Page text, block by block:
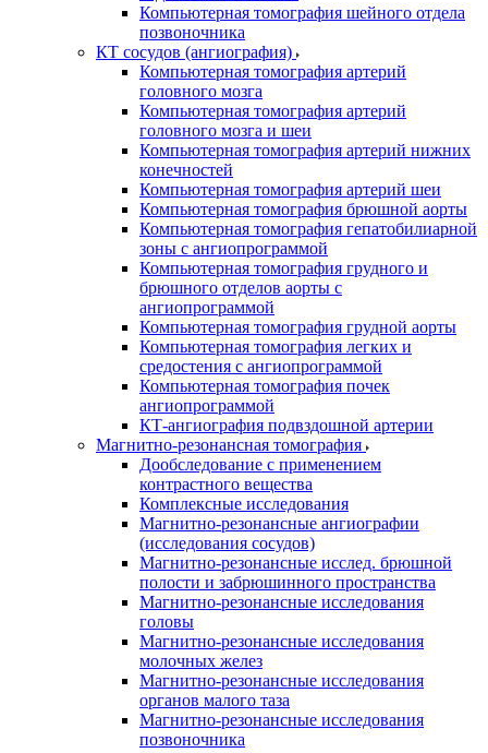
Компьютерная томография шейного отдела
позвоночника
КТ сосудов (ангиография)
Компьютерная томография артерий
головного мозга
Компьютерная томография артерий
головного мозга и шеи
Компьютерная томография артерий нижних
конечностей
Компьютерная томография артерий шеи
Компьютерная томография брюшной аорты
Компьютерная томография гепатобилиарной
зоны с ангиопрограммой
Компьютерная томография грудного и
брюшного отделов аорты с
ангиопрограммой
Компьютерная томография грудной аорты
Компьютерная томография легких и
средостения с ангиопрограммой
Компьютерная томография почек
ангиопрограммой
КТ-ангиография подвздошной артерии
Магнитно-резонансная томография
Дообследование с применением
контрастного вещества
Комплексные исследования
Магнитно-резонансные ангиографии
(исследования сосудов)
Магнитно-резонансные исслед. брюшной
полости и забрюшинного пространства
Магнитно-резонансные исследования
головы
Магнитно-резонансные исследования
молочных желез
Магнитно-резонансные исследования
органов малого таза
Магнитно-резонансные исследования
позвоночника